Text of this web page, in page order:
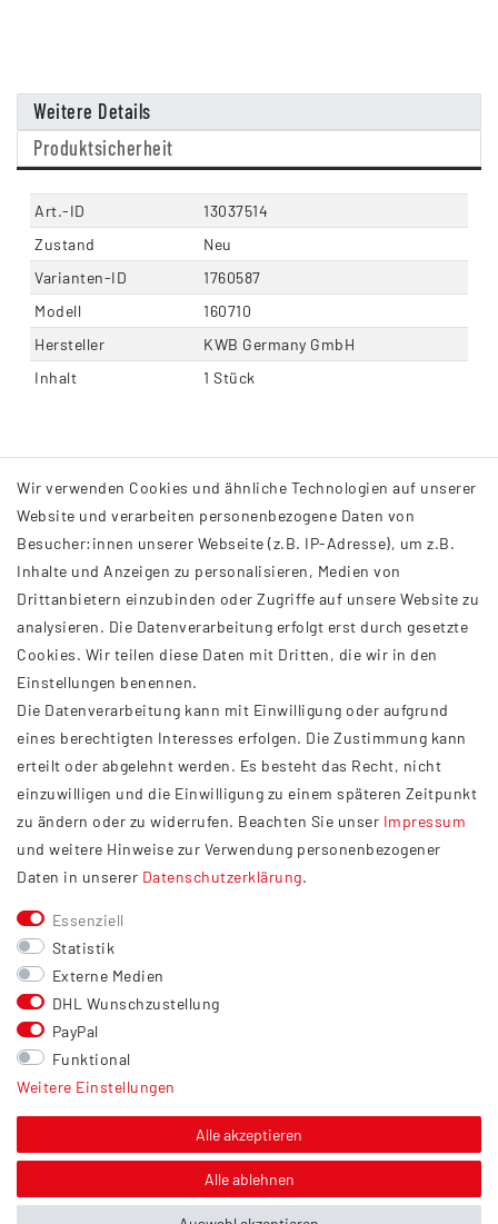
Weitere Details
Produktsicherheit
Art.-ID
13037514
Zustand
Neu
Varianten-ID
1760587
Modell
160710
Hersteller
KWB Germany GmbH
Inhalt
1 Stück
INFORMATIONEN
AGB
Impressum
Datenschutzerklärung
Widerrufsrecht
Barrierefreiheit
Service
Kontakt
Versand
Zahlung
Vertrag widerrufen
Sonstiges
Hinweis zur Entsorgung von Altbatterien & Altöl
Über uns
Wir verwenden Cookies und ähnliche Technologien auf unserer
Website und verarbeiten personenbezogene Daten von
Besucher:innen unserer Webseite (z.B. IP-Adresse), um z.B.
Inhalte und Anzeigen zu personalisieren, Medien von
Drittanbietern einzubinden oder Zugriffe auf unsere Website zu
analysieren. Die Datenverarbeitung erfolgt erst durch gesetzte
Cookies. Wir teilen diese Daten mit Dritten, die wir in den
Einstellungen benennen.
Die Datenverarbeitung kann mit Einwilligung oder aufgrund
eines berechtigten Interesses erfolgen. Die Zustimmung kann
erteilt oder abgelehnt werden. Es besteht das Recht, nicht
einzuwilligen und die Einwilligung zu einem späteren Zeitpunkt
zu ändern oder zu widerrufen. Beachten Sie unser Impressum
und weitere Hinweise zur Verwendung personenbezogener
Daten in unserer Daten­schutz­erklärung.
Essenziell
Statistik
Externe Medien
DHL Wunschzustellung
PayPal
Funktional
Weitere Einstellungen
Alle akzeptieren
Alle ablehnen